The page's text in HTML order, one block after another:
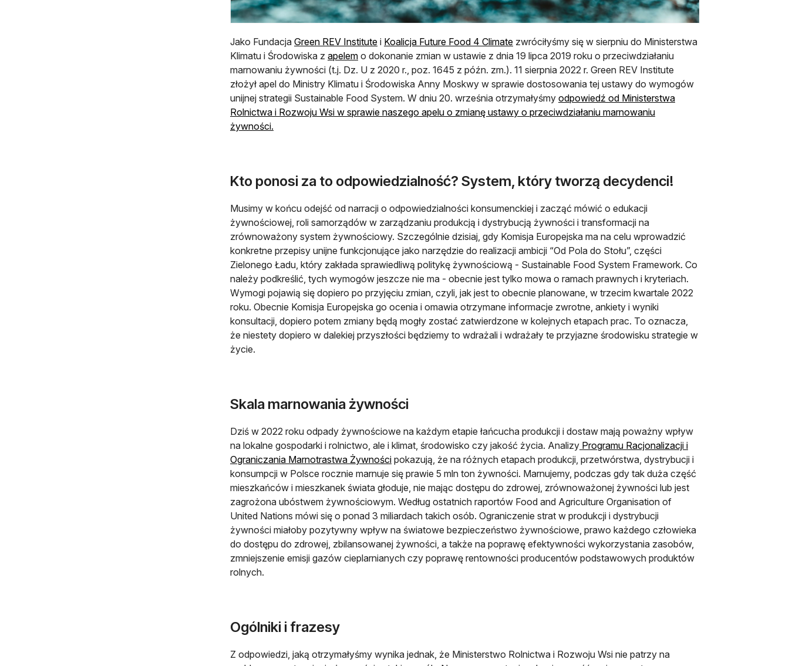
Jako Fundacja Green REV Instituteotwiera się w nowej karcie
i Koalicja Future Food 4 Climateotwiera się w nowej karcie
zwróciłyśmy się w sierpniu do Ministerstwa
Klimatu i Środowiska z apelemotwiera się w nowej karcie
o dokonanie zmian w ustawie z dnia 19 lipca 2019 roku o przeciwdziałaniu
marnowaniu żywności (t.j. Dz. U z 2020 r., poz. 1645 z późn. zm.). 11 sierpnia 2022 r. Green REV Institute
złożył apel do Ministry Klimatu i Środowiska Anny Moskwy w sprawie dostosowania tej ustawy do wymogów
unijnej strategii Sustainable Food System. W dniu 20. września otrzymałyśmy odpowiedź od Ministerstwa
Rolnictwa i Rozwoju Wsi w sprawie naszego apelu o zmianę ustawy o przeciwdziałaniu marnowaniu
żywności.
Kto ponosi za to odpowiedzialność? System, który tworzą decydenci!
Musimy w końcu odejść od narracji o odpowiedzialności konsumenckiej i zacząć mówić o edukacji
żywnościowej, roli samorządów w zarządzaniu produkcją i dystrybucją żywności i transformacji na
zrównoważony system żywnościowy. Szczególnie dzisiaj, gdy Komisja Europejska ma na celu wprowadzić
konkretne przepisy unijne funkcjonujące jako narzędzie do realizacji ambicji “Od Pola do Stołu”, części
Zielonego Ładu, który zakłada sprawiedliwą politykę żywnościową - Sustainable Food System Framework. Co
należy podkreślić, tych wymogów jeszcze nie ma - obecnie jest tylko mowa o ramach prawnych i kryteriach.
Wymogi pojawią się dopiero po przyjęciu zmian, czyli, jak jest to obecnie planowane, w trzecim kwartale 2022
roku. Obecnie Komisja Europejska go ocenia i omawia otrzymane informacje zwrotne, ankiety i wyniki
konsultacji, dopiero potem zmiany będą mogły zostać zatwierdzone w kolejnych etapach prac. To oznacza,
że niestety dopiero w dalekiej przyszłości będziemy to wdrażali i wdrażały te przyjazne środowisku strategie w
życie.
Skala marnowania żywności
Dziś w 2022 roku odpady żywnościowe na każdym etapie łańcucha produkcji i dostaw mają poważny wpływ
na lokalne gospodarki i rolnictwo, ale i klimat, środowisko czy jakość życia. Analizy Programu Racjonalizacji i
Ograniczania Marnotrastwa Żywnościotwiera się w nowej karcie
pokazują, że na różnych etapach produkcji, przetwórstwa, dystrybucji i
konsumpcji w Polsce rocznie marnuje się prawie 5 mln ton żywności. Marnujemy, podczas gdy tak duża część
mieszkańców i mieszkanek świata głoduje, nie mając dostępu do zdrowej, zrównoważonej żywności lub jest
zagrożona ubóstwem żywnościowym. Według ostatnich raportów Food and Agriculture Organisation of
United Nations mówi się o ponad 3 miliardach takich osób. Ograniczenie strat w produkcji i dystrybucji
żywności miałoby pozytywny wpływ na światowe bezpieczeństwo żywnościowe, prawo każdego człowieka
do dostępu do zdrowej, zbilansowanej żywności, a także na poprawę efektywności wykorzystania zasobów,
zmniejszenie emisji gazów cieplarnianych czy poprawę rentowności producentów podstawowych produktów
rolnych.
Ogólniki i frazesy
Z odpowiedzi, jaką otrzymałyśmy wynika jednak, że Ministerstwo Rolnictwa i Rozwoju Wsi nie patrzy na